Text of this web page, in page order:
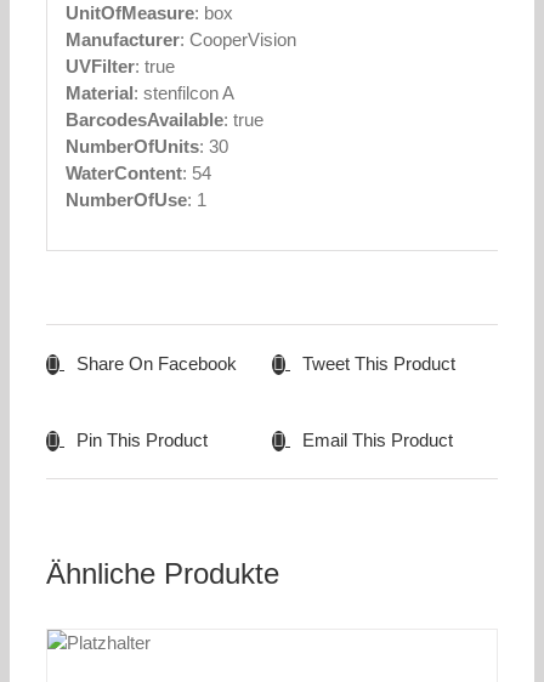
UnitOfMeasure: box
Manufacturer: CooperVision
UVFilter: true
Material: stenfilcon A
BarcodesAvailable: true
NumberOfUnits: 30
WaterContent: 54
NumberOfUse: 1
Share On Facebook Tweet This Product
Pin This Product Email This Product
Ähnliche Produkte